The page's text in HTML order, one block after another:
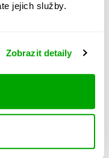
jejich služby.
Zobrazit detaily
tištěné verzi, na
můžete těšit
(v závislosti na